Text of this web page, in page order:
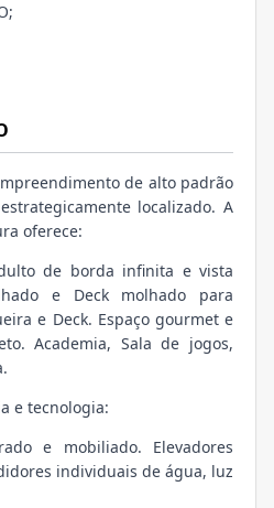
de alto padrão
localizado. A
oferece:
de borda infinita e vista
e Deck molhado para
e Deck. Espaço gourmet e
Academia, Sala de jogos,
e tecnologia:
e mobiliado. Elevadores
individuais de água, luz